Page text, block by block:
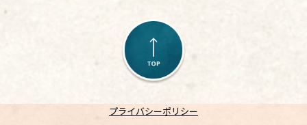
プライバシーポリシー